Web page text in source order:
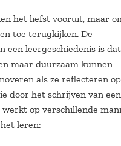
het liefst vooruit, maar
toe terugkijken. De
een leergeschiedenis is dat
maar duurzaam kunnen
als ze reflecteren
door het schrijven van een
werkt op verschillende
leren: